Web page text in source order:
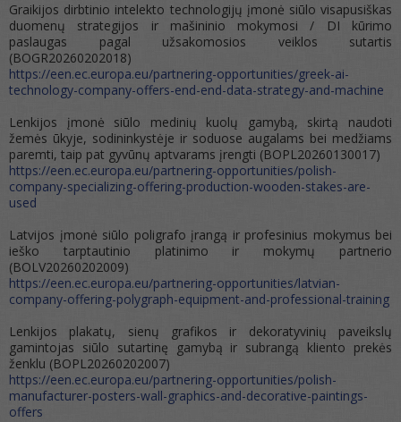
Graikijos dirbtinio intelekto technologijų įmonė siūlo visapusiškas
duomenų strategijos ir mašininio mokymosi / DI kūrimo
paslaugas pagal užsakomosios veiklos sutartis
(BOGR20260202018)
https://een.ec.europa.eu/partnering-opportunities/greek-ai-
technology-company-offers-end-end-data-strategy-and-machine
Lenkijos įmonė siūlo medinių kuolų gamybą, skirtą naudoti
žemės ūkyje, sodininkystėje ir soduose augalams bei medžiams
paremti, taip pat gyvūnų aptvarams įrengti (BOPL20260130017)
https://een.ec.europa.eu/partnering-opportunities/polish-
company-specializing-offering-production-wooden-stakes-are-
used
Latvijos įmonė siūlo poligrafo įrangą ir profesinius mokymus bei
ieško tarptautinio platinimo ir mokymų partnerio
(BOLV20260202009)
https://een.ec.europa.eu/partnering-opportunities/latvian-
company-offering-polygraph-equipment-and-professional-training
Lenkijos plakatų, sienų grafikos ir dekoratyvinių paveikslų
gamintojas siūlo sutartinę gamybą ir subrangą kliento prekės
ženklu (BOPL20260202007)
https://een.ec.europa.eu/partnering-opportunities/polish-
manufacturer-posters-wall-graphics-and-decorative-paintings-
offers